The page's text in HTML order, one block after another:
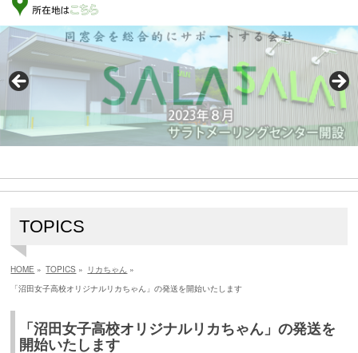
TOPICS
HOME » TOPICS » リカちゃん »
「沼田女子高校オリジナルリカちゃん」の発送を開始いたします
「沼田女子高校オリジナルリカちゃん」の発送を
開始いたします